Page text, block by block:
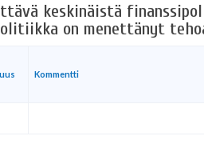
keskinäistä
on menettänyt
Kommentti